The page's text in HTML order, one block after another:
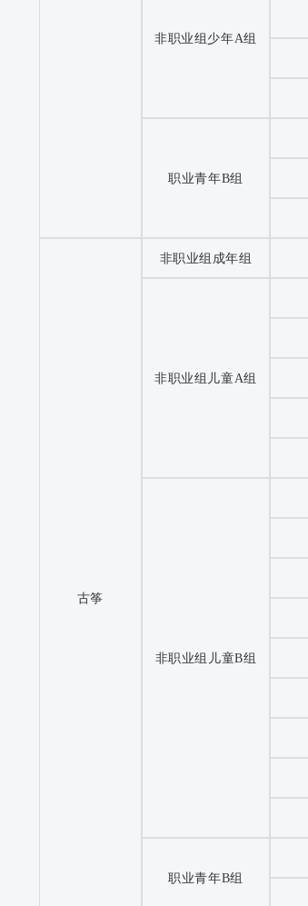
非职业组少年A组
职业青年B组
古筝
非职业组成年组
非职业组儿童A组
非职业组儿童B组
职业青年B组